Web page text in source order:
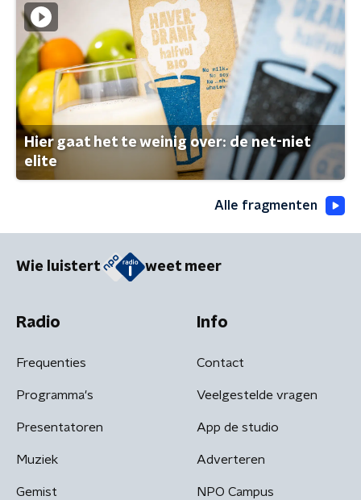
Hier gaat het te weinig over: de net-niet
elite
Alle fragmenten
Wie luistert weet meer
Radio
Frequenties
Programma's
Presentatoren
Muziek
Gemist
Info
Contact
Veelgestelde vragen
App de studio
Adverteren
NPO Campus